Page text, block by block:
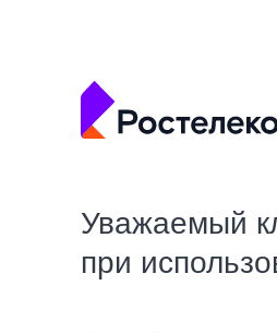
Уважаемый
при